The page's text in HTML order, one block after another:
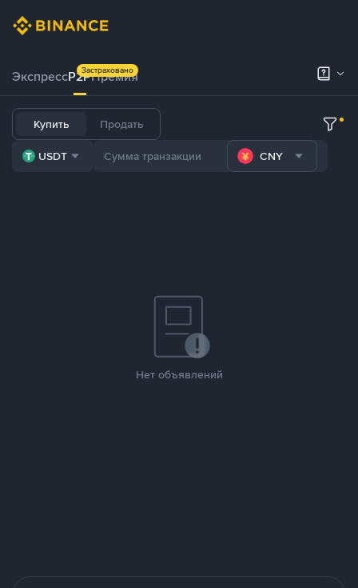
ЭкспрессP2PПремия
Застраховано
Купить Продать
USDT CNY
Нет объявлений